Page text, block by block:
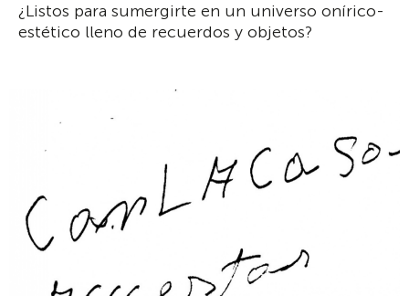
¿Listos para sumergirte en un universo onírico-
estético lleno de recuerdos y objetos?